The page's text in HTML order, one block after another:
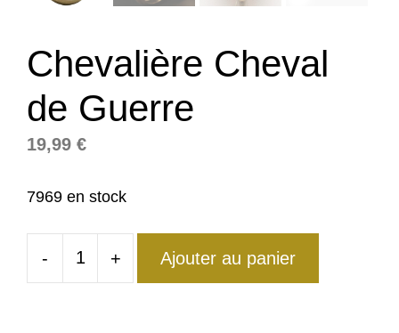
Chevalière Cheval
de Guerre
19,99 €
7969 en stock
-
quantité
+ Ajouter au panier